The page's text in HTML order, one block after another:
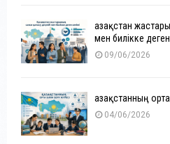
Қазақстан
мен билікке деген
09/06/2026
Қазақстанның
04/06/2026